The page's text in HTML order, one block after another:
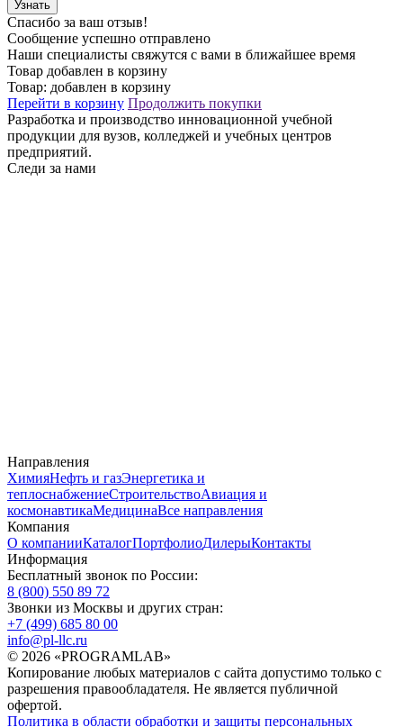
Узнать
Спасибо за ваш отзыв!
Сообщение успешно отправлено
Наши специалисты свяжутся с вами в ближайшее время
Товар добавлен в корзину
Товар: добавлен в корзину
Перейти в корзину Продолжить покупки
Разработка и производство инновационной учебной
продукции для вузов, колледжей и учебных центров
предприятий.
Следи за нами
Направления
ХимияНефть и газЭнергетика и
теплоснабжениеСтроительствоАвиация и
космонавтикаМедицинаВсе направления
Компания
О компанииКаталогПортфолиоДилерыКонтакты
Информация
Бесплатный звонок по России:
8 (800) 550 89 72
Звонки из Москвы и других стран:
+7 (499) 685 80 00
info@pl-llc.ru
© 2026 «PROGRAMLAB»
Копирование любых материалов с сайта допустимо только с
разрешения правообладателя. Не является публичной
офертой.
Политика в области обработки и защиты персональных